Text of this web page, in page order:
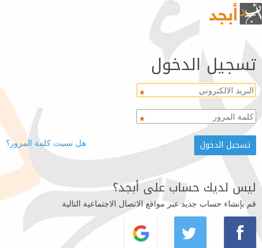
تسجيل الدخول
هل نسيت كلمة المرور؟
ليس لديك حساب على أبجد؟
قم بإنشاء حساب جديد عبر مواقع الاتصال الاجتماعية التالية